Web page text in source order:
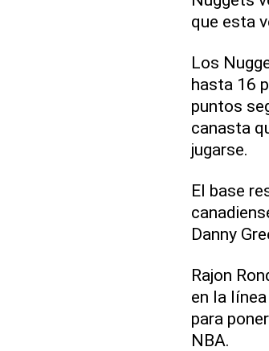
que esta
Los
hasta 16
puntos
canasta
jugarse.
El base
Danny
Rajon
en la
para
NBA.